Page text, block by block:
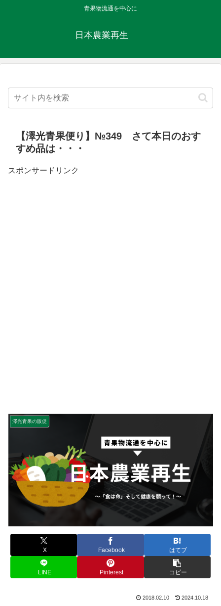
青果物流通を中心に
日本農業再生
【澤光青果便り】№349 さて本日のおす
すめ品は・・・
スポンサードリンク
澤光青果の販促
X Facebook はてブ
LINE Pinterest コピー
2018.02.10 2024.10.18